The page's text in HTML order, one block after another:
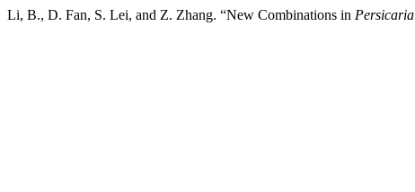
Li, B., D. Fan, S. Lei, and Z. Zhang. “New Combinations in Persicaria